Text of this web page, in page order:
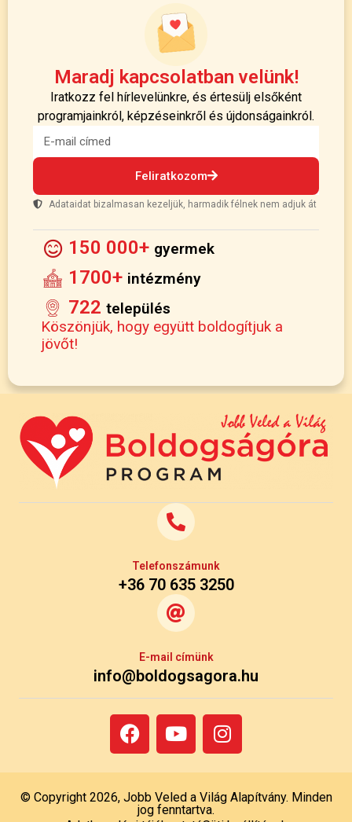
Maradj kapcsolatban velünk!
Iratkozz fel hírlevelünkre, és értesülj elsőként
programjainkról, képzéseinkről és újdonságainkról.
Feliratkozom
Adataidat bizalmasan kezeljük, harmadik félnek nem adjuk át
150 000+ gyermek
1700+ intézmény
722 település
Köszönjük, hogy együtt boldogítjuk a
jövőt!
Telefonszámunk
+36 70 635 3250
E-mail címünk
info@boldogsagora.hu
© Copyright 2026, Jobb Veled a Világ Alapítvány. Minden
jog fenntartva.